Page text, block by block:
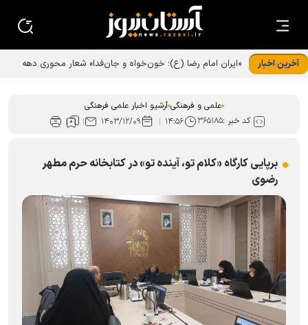
آخرین اخبار
«ایران امام رضا (ع)؛ خون‌خواه و جان‌فدا» شعار محوری دهه
علمی و فرهنگی آرشیو اخبار علمی فرهنگی
کد خبر :۳۶۵۱۸۵ ۱۴:۵۶ ۱۴۰۳/۱۲/۰۹
برپایی کارگاه «کلام تو، آینده تو» در کتابخانه حرم مطهر
رضوی